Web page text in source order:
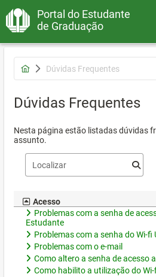
Portal do Estudante
de Graduação
Dúvidas Frequentes
Dúvidas Frequentes
Nesta página estão listadas dúvidas
assunto.
Acesso
Problemas com a senha de
Estudante
Problemas com a senha do Wi-fi
Problemas com o e-mail
Como altero a senha de acesso
Como habilito a utilização do Wi-